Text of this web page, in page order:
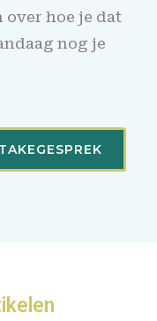
over hoe je dat
nog je